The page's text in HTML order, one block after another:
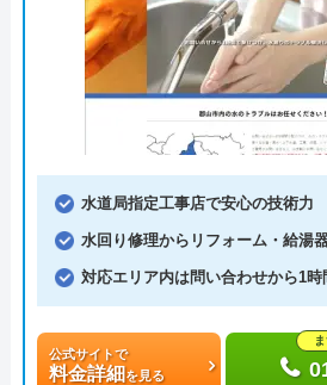
水道局指定工事店で安心の技術力
水回り修理からリフォーム・給湯
対応エリア内は問い合わせから1時
公式サイトで
料金詳細を見る